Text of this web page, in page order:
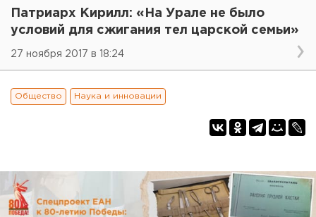
Патриарх Кирилл: «На Урале не было
условий для сжигания тел царской семьи»
27 ноября 2017 в 18:24
Общество Наука и инновации